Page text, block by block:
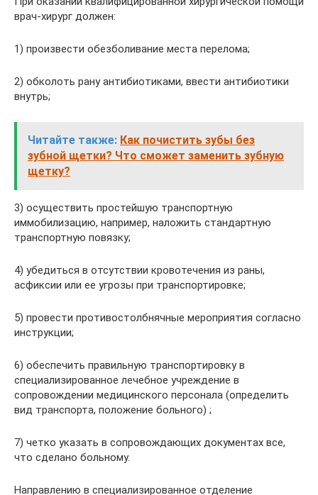
врач-хирург должен:
1) произвести обезболивание места перелома;
2) обколоть рану антибиотиками, ввести антибиотики
внутрь;
Читайте также: Как почистить зубы без
зубной щетки? Что сможет заменить зубную
щетку?
3) осуществить простейшую транспортную
иммобилизацию, например, наложить стандартную
транспортную повязку;
4) убедиться в отсутствии кровотечения из раны,
асфиксии или ее угрозы при транспортировке;
5) провести противостолбнячные мероприятия согласно
инструкции;
6) обеспечить правильную транспортировку в
специализированное лечебное учреждение в
сопровождении медицинского персонала (определить
вид транспорта, положение больного) ;
7) четко указать в сопровождающих документах все,
что сделано больному.
Направлению в специализированное отделение